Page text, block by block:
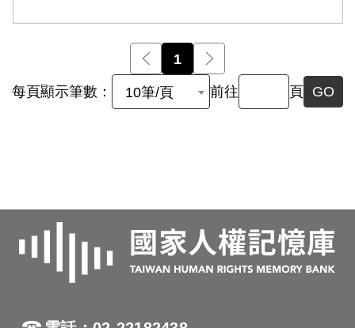
前一頁
1
每頁顯示筆數： 10筆/頁 前往 頁 GO